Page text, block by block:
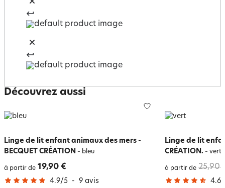
Découvrez aussi
Linge de lit enfant animaux des mers -
BECQUET CRÉATION - bleu
à partir de 19,90 €
4.9/5 - 9 avis
Linge de lit
CRÉATION. - vert
à partir de 25,90
4.6